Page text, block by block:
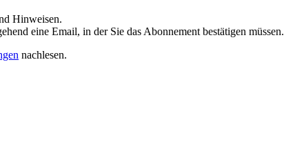
Hinweisen.
eine Email, in der Sie das Abonnement bestätigen müssen.
nachlesen.